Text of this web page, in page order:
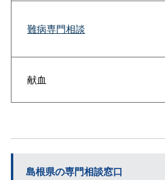
難病専門相談
献血
島根県の専門相談窓口